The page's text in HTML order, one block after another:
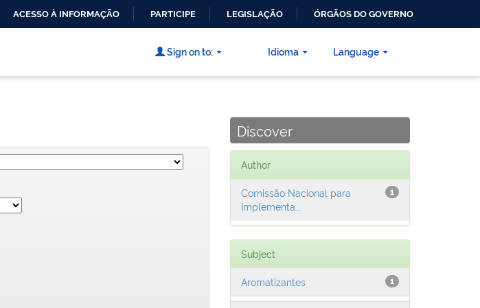
CONTEÚDO
ACESSO À INFORMAÇÃO PARTICIPE LEGISLAÇÃO ÓRGÃOS DO GOVERNO
Language
Sign on to: Idioma
Discover
Author
1
Comissão Nacional para
Implementa...
Subject
1
Aromatizantes